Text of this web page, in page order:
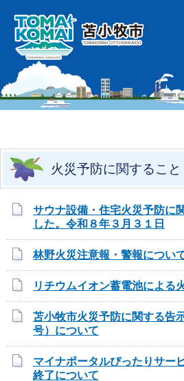
火災予防に関すること
サウナ設備・住宅火災予防に
した。令和８年３月３１日
林野火災注意報・警報につい
リチウムイオン蓄電池による
苫小牧市火災予防に関する告
号）について
マイナポータルぴったりサー
終了について